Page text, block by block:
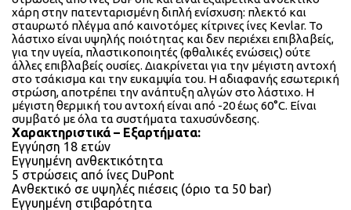
χάρη στην πατενταρισμένη διπλή ενίσχυση: πλεκτό και
σταυρωτό πλέγμα από καινοτόμες κίτρινες ίνες Kevlar. Το
λάστιχο είναι υψηλής ποιότητας και δεν περιέχει επιβλαβείς,
για την υγεία, πλαστικοποιητές (φθαλικές ενώσεις) ούτε
άλλες επιβλαβείς ουσίες. Διακρίνεται για την μέγιστη αντοχή
στο τσάκισμα και την ευκαμψία του. Η αδιαφανής εσωτερική
στρώση, αποτρέπει την ανάπτυξη αλγών στο λάστιχο. Η
μέγιστη θερμική του αντοχή είναι από -20 έως 60°C. Είναι
συμβατό με όλα τα συστήματα ταχυσύνδεσης.
Χαρακτηριστικά – Εξαρτήματα:
Εγγύηση 18 ετών
Εγγυημένη ανθεκτικότητα
5 στρώσεις από ίνες DuPont
Ανθεκτικό σε υψηλές πιέσεις (όριο τα 50 bar)
Εγγυημένη στιβαρότητα